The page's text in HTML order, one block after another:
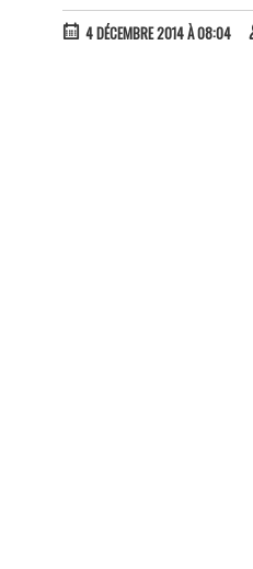
4 DÉCEMBRE 2014 À 08:04